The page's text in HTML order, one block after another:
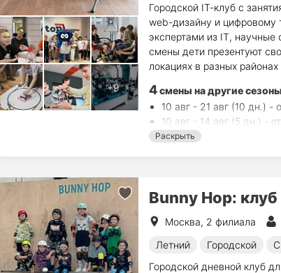
Городской IT‑клуб c
web-дизайну и цифровому
экспертами из IT,
смены дети презентуют
локациях в разных
4смены на другие
10 авг - 21 авг (10 дн.) -
10 авг - 14 авг (5 дн.) -
17 авг - 21 авг (5 дн.) - от
Раскрыть
Bunny Hop:
Москва, 2 филиала
Летний
Городской
Городской дневной клуб